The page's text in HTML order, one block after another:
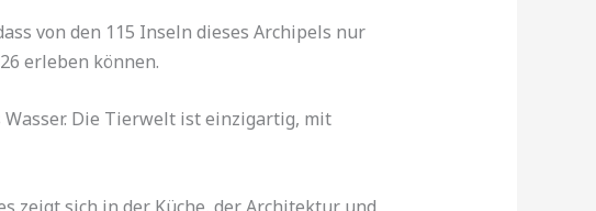
von den 115 Inseln dieses Archipels nur
erleben können.
Die Tierwelt ist einzigartig, mit